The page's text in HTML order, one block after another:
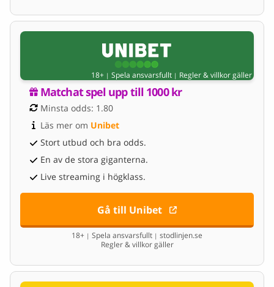
18+ | Spela ansvarsfullt | Regler & villkor gäller
Matchat spel upp till 1000 kr
Minsta odds: 1.80
Läs mer om Unibet
Stort utbud och bra odds.
En av de stora giganterna.
Live streaming i högklass.
Gå till Unibet
18+ | Spela ansvarsfullt | stodlinjen.se
Regler & villkor gäller